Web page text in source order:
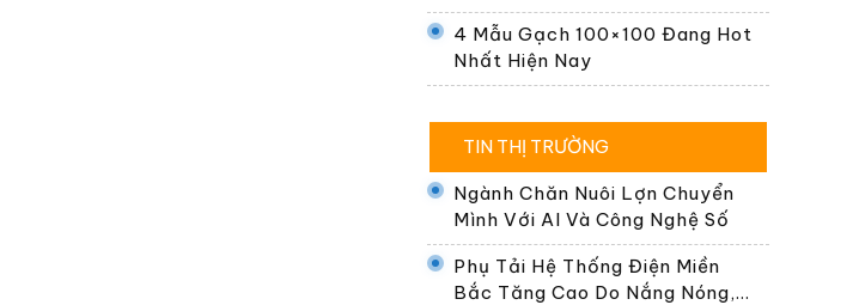
Đoạn
4 Mẫu Gạch 100×100 Đang Hot
Nhất Hiện Nay
TIN THỊ TRƯỜNG
Ngành Chăn Nuôi Lợn Chuyển
Mình Với AI Và Công Nghệ Số
Phụ Tải Hệ Thống Điện Miền
Bắc Tăng Cao Do Nắng Nóng,